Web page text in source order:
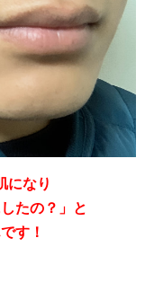
になり
たの？」と
す！